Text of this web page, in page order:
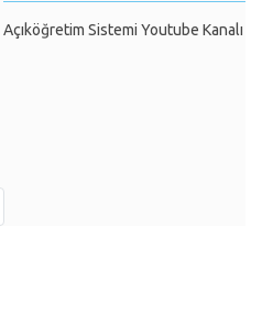
Açıköğretim Sistemi Youtube Kanalı